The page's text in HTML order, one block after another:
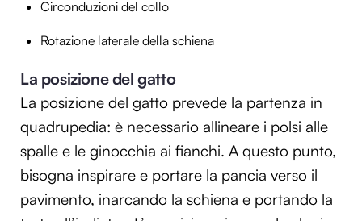
Circonduzioni del collo
Rotazione laterale della schiena
La posizione del gatto
La posizione del gatto prevede la partenza in
quadrupedia: è necessario allineare i polsi alle
spalle e le ginocchia ai fianchi. A questo punto,
bisogna inspirare e portare la pancia verso il
pavimento, inarcando la schiena e portando la